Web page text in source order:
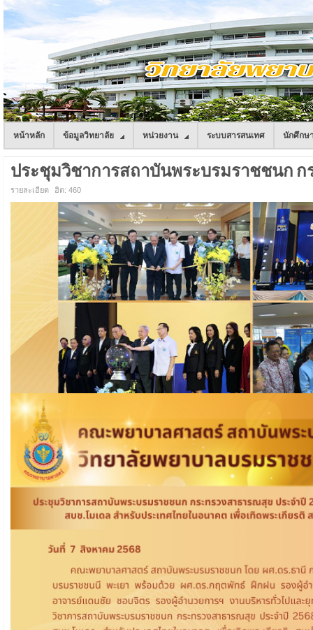
หน้าหลัก ข้อมูลวิทยาลัย หน่วยงาน ระบบสารสนเทศ นักศึกษ
ประชุมวิชาการสถาบันพระบรมราชชนก กร
รายละเอียด ฮิต: 460